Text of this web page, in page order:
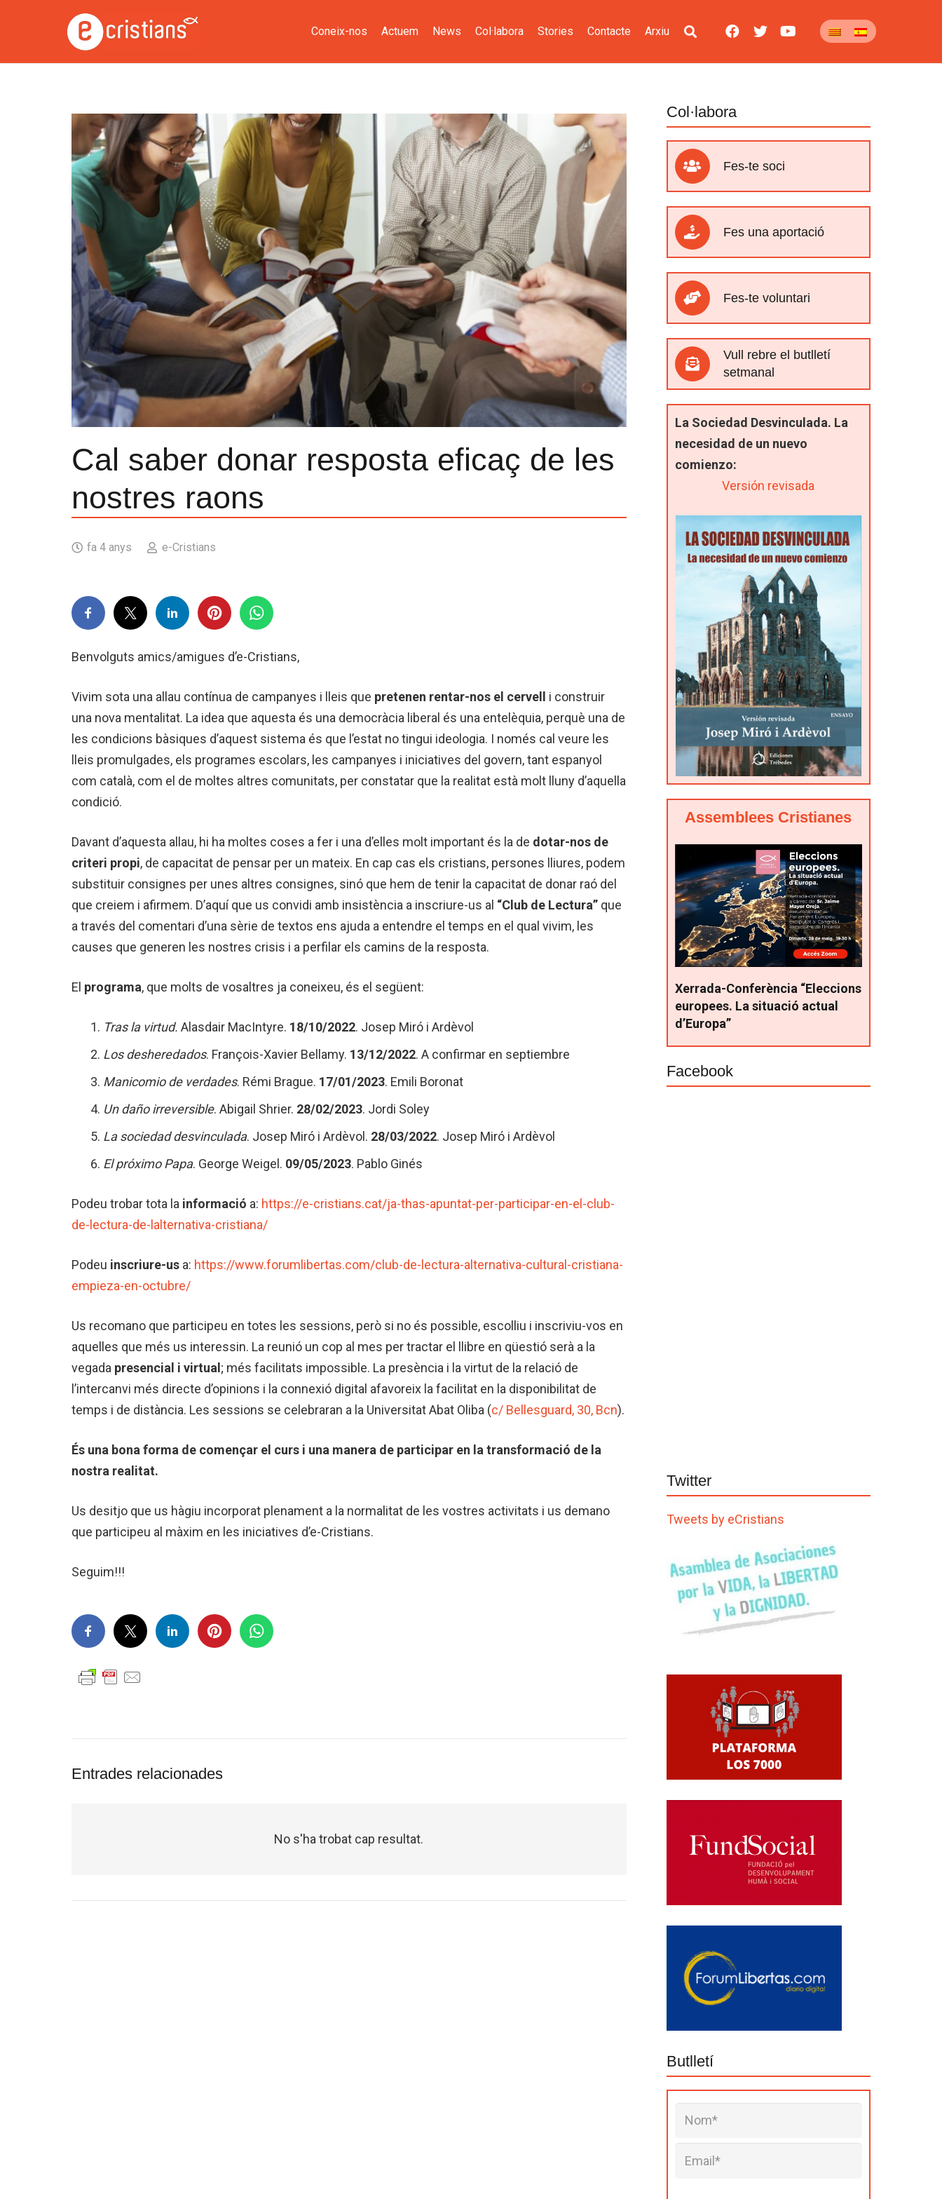
Coneix-nos Actuem News Col·labora Stories Contacte Arxiu
Cal saber donar resposta eficaç de les
nostres raons
fa 4 anys e-Cristians
Benvolguts amics/amigues d’e-Cristians,
Vivim sota una allau contínua de campanyes i lleis que pretenen rentar-nos el cervell
i construir
una nova mentalitat. La idea que aquesta és una democràcia liberal és una entelèquia, perquè una de
les condicions bàsiques d’aquest sistema és que l’estat no tingui ideologia. I només cal veure les
lleis promulgades, els programes escolars, les campanyes i iniciatives del govern, tant espanyol
com català, com el de moltes altres comunitats, per constatar que la realitat està molt lluny d’aquella
condició.
Davant d’aquesta allau, hi ha moltes coses a fer i una d’elles molt important és la de dotar-nos de
criteri propi, de capacitat de pensar per un mateix. En cap cas els cristians, persones lliures, podem
substituir consignes per unes altres consignes, sinó que hem de tenir la capacitat de donar raó del
que creiem i afirmem. D’aquí que us convidi amb insistència a inscriure-us al “Club de Lectura” que
a través del comentari d’una sèrie de textos ens ajuda a entendre el temps en el qual vivim, les
causes que generen les nostres crisis i a perfilar els camins de la resposta.
El programa, que molts de vosaltres ja coneixeu, és el següent:
Tras la virtud. Alasdair MacIntyre. 18/10/2022. Josep Miró i Ardèvol
Los desheredados. François-Xavier Bellamy. 13/12/2022. A confirmar en septiembre
Manicomio de verdades. Rémi Brague. 17/01/2023. Emili Boronat
Un daño irreversible. Abigail Shrier. 28/02/2023. Jordi Soley
La sociedad desvinculada. Josep Miró i Ardèvol. 28/03/2022. Josep Miró i Ardèvol
El próximo Papa. George Weigel. 09/05/2023. Pablo Ginés
Podeu trobar tota la informació a: https://e-cristians.cat/ja-thas-apuntat-per-participar-en-el-club-
de-lectura-de-lalternativa-cristiana/
Podeu inscriure-us a: https://www.forumlibertas.com/club-de-lectura-alternativa-cultural-cristiana-
empieza-en-octubre/
Us recomano que participeu en totes les sessions, però si no és possible, escolliu i inscriviu-vos en
aquelles que més us interessin. La reunió un cop al mes per tractar el llibre en qüestió serà a la
vegada presencial i virtual ; més facilitats impossible. La presència i la virtut de la relació de
l’intercanvi més directe d’opinions i la connexió digital afavoreix la facilitat en la disponibilitat de
temps i de distància. Les sessions se celebraran a la Universitat Abat Oliba (c/ Bellesguard, 30, Bcn).
És una bona forma de començar el curs i una manera de participar en la transformació de la
nostra realitat.
Us desitjo que us hàgiu incorporat plenament a la normalitat de les vostres activitats i us demano
que participeu al màxim en les iniciatives d’e-Cristians.
Seguim!!!
Entrades relacionades
No s'ha trobat cap resultat.
Col·labora
Fes-te soci
Fes una aportació
Fes-te voluntari
Vull rebre el butlletí
setmanal
La Sociedad Desvinculada. La
necesidad de un nuevo
comienzo:
Versión revisada
Assemblees Cristianes
Xerrada-Conferència “Eleccions
europees. La situació actual
d’Europa”
Facebook
Twitter
Tweets by eCristians
Butlletí